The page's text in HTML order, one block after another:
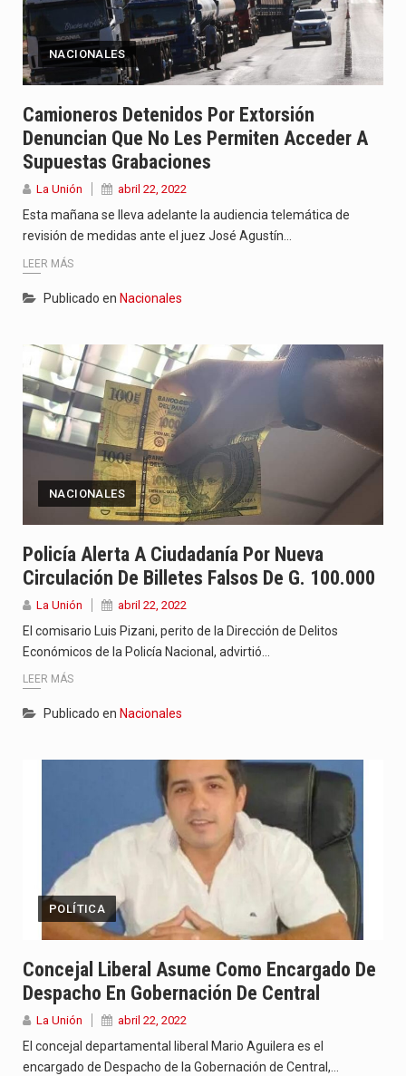
NACIONALES
Camioneros Detenidos Por Extorsión
Denuncian Que No Les Permiten Acceder A
Supuestas Grabaciones
La Unión abril 22, 2022
Esta mañana se lleva adelante la audiencia telemática de
revisión de medidas ante el juez José Agustín…
LEER MÁS
Publicado en Nacionales
NACIONALES
Policía Alerta A Ciudadanía Por Nueva
Circulación De Billetes Falsos De G. 100.000
La Unión abril 22, 2022
El comisario Luis Pizani, perito de la Dirección de Delitos
Económicos de la Policía Nacional, advirtió…
LEER MÁS
Publicado en Nacionales
POLÍTICA
Concejal Liberal Asume Como Encargado De
Despacho En Gobernación De Central
La Unión abril 22, 2022
El concejal departamental liberal Mario Aguilera es el
encargado de Despacho de la Gobernación de Central,…